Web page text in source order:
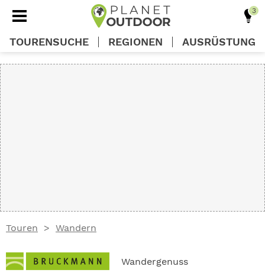
Touren Wandern
Wandergenuss
TOURENSUCHE REGIONEN AUSRÜSTUNG
ABO